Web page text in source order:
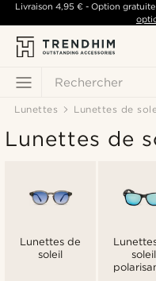
Rechercher
Livraison 4,95 €- Option
Lunettes Lunettes de
Lunettes de
Lunettes de
soleil
soleil